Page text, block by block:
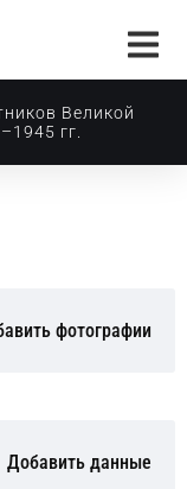
Великой
гг.
фотографии
Добавить данные